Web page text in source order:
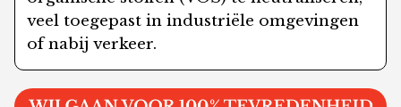
veel toegepast in industriële omgevingen
of nabij verkeer.